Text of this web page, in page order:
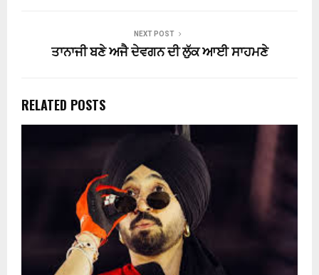
NEXT POST
ਤਾਨਾਜੀ ਬਣੇ ਅਜੈ ਦੇਵਗਨ ਦੀ ਲੁੱਕ ਆਈ ਸਾਹਮਣੇ
RELATED POSTS